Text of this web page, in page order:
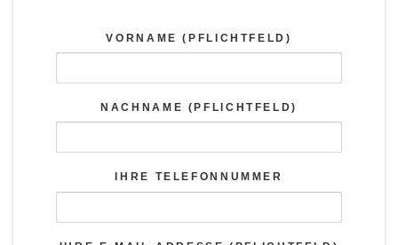
VORNAME (PFLICHTFELD)
NACHNAME (PFLICHTFELD)
IHRE TELEFONNUMMER